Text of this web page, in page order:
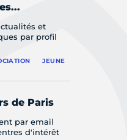
et
par profil
JEUNE
de Paris
par email
d'intérêt